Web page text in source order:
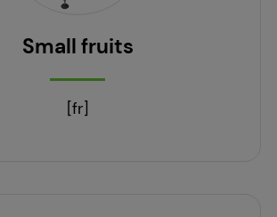
Small fruits
[fr]